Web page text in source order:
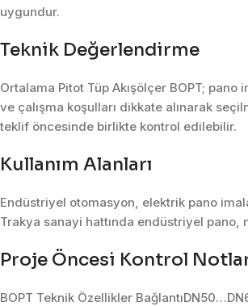
uygundur.
Teknik Değerlendirme
Ortalama Pitot Tüp Akışölçer BOPT;
ve çalışma koşulları dikkate alınarak
teklif öncesinde birlikte kontrol edilebilir.
Kullanım Alanları
Endüstriyel otomasyon, elektrik pano
Trakya sanayi hattında endüstriyel
Proje Öncesi Kontrol
BOPT Teknik Özellikler